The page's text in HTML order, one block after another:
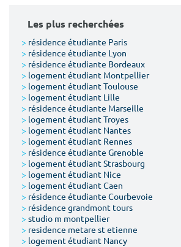
Les plus recherchées
> résidence étudiante Paris
> résidence étudiante Lyon
> résidence étudiante Bordeaux
> logement étudiant Montpellier
> logement étudiant Toulouse
> logement étudiant Lille
> résidence étudiante Marseille
> logement étudiant Troyes
> logement étudiant Nantes
> logement étudiant Rennes
> résidence étudiante Grenoble
> logement étudiant Strasbourg
> logement étudiant Nice
> logement étudiant Caen
> résidence étudiante Courbevoie
> résidence grandmont tours
> studio m montpellier
> residence metare st etienne
> logement étudiant Nancy